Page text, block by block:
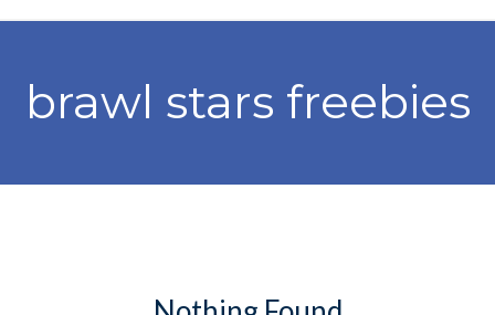
brawl stars freebies